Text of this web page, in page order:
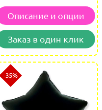
Описание и опции
Заказ в один клик
-35%